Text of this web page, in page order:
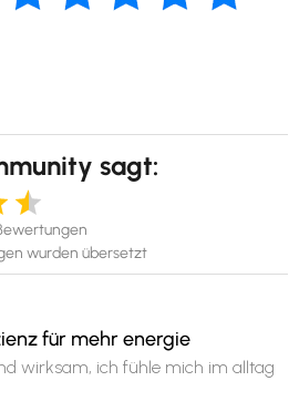
sagt:
wurden übersetzt
für mehr energie
wirksam, ich fühle mich im alltag